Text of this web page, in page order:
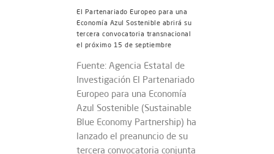
El Partenariado Europeo para una
Economía Azul Sostenible abrirá su
tercera convocatoria transnacional
el próximo 15 de septiembre
Fuente: Agencia Estatal de
Investigación El Partenariado
Europeo para una Economía
Azul Sostenible (Sustainable
Blue Economy Partnership) ha
lanzado el preanuncio de su
tercera convocatoria conjunta